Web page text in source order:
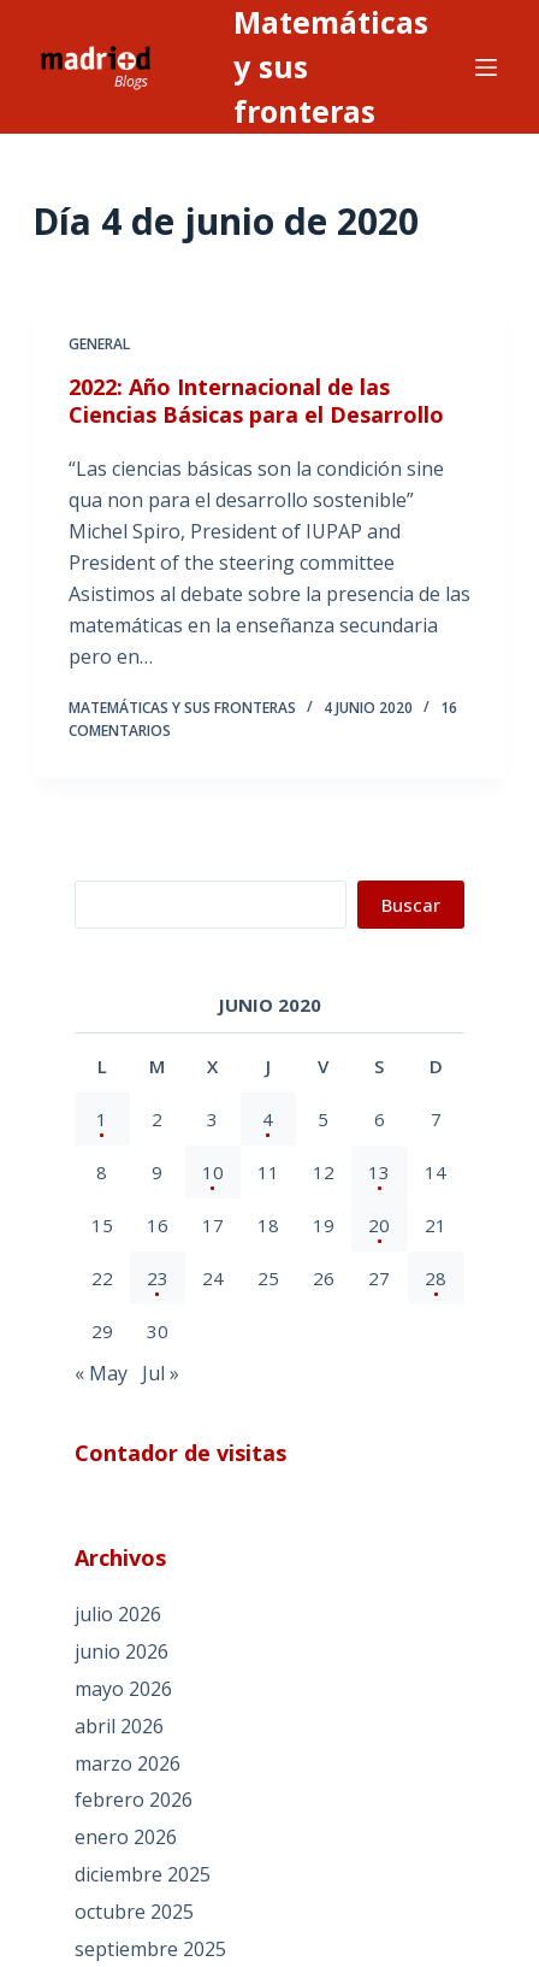
Matemáticas
y sus
fronteras
Día 4 de junio de 2020
GENERAL
2022: Año Internacional de las
Ciencias Básicas para el Desarrollo
“Las ciencias básicas son la condición sine
qua non para el desarrollo sostenible”
Michel Spiro, President of IUPAP and
President of the steering committee
Asistimos al debate sobre la presencia de las
matemáticas en la enseñanza secundaria
pero en…
MATEMÁTICAS Y SUS FRONTERAS 4 JUNIO 2020
16
COMENTARIOS
Buscar
JUNIO 2020
L M X J V S D
1 2 3 4 5 6 7
8 9 10 11 12 13 14
15 16 17 18 19 20 21
22 23 24 25 26 27 28
29 30
« May Jul »
Contador de visitas
Archivos
julio 2026
junio 2026
mayo 2026
abril 2026
marzo 2026
febrero 2026
enero 2026
diciembre 2025
octubre 2025
septiembre 2025